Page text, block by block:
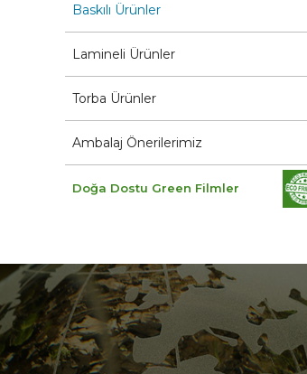
Baskılı Ürünler
Lamineli Ürünler
Torba Ürünler
Ambalaj Önerilerimiz
Doğa Dostu Green Filmler